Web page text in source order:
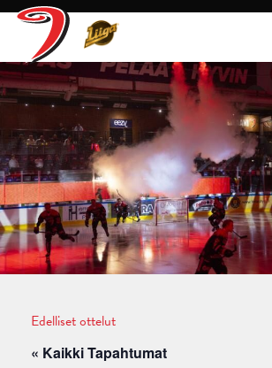
Edelliset ottelut
« Kaikki Tapahtumat